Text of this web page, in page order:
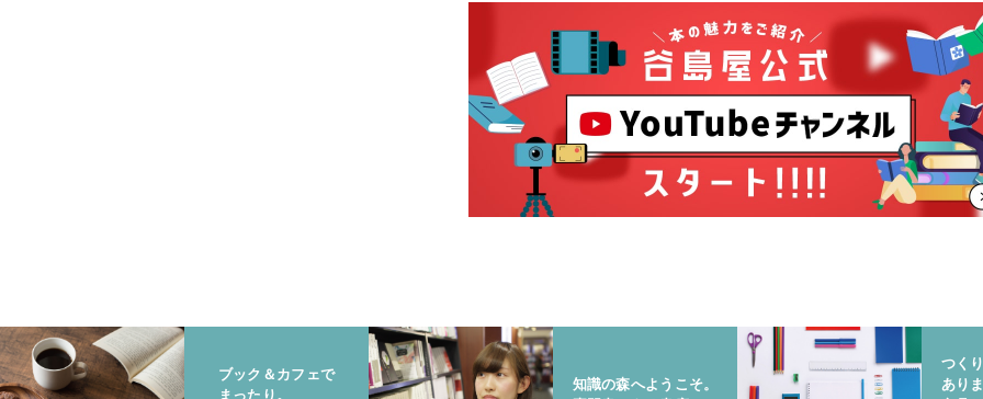
ブック＆カフェで
まったり。
知識の森へようこそ。
つく
ありま